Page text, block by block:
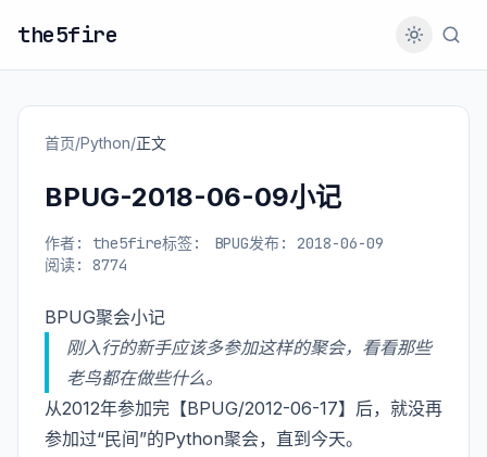
the5fire
首页/Python/正文
BPUG-2018-06-09小记
作者: the5fire标签: BPUG发布: 2018-06-09
阅读: 8774
BPUG聚会小记
刚入行的新手应该多参加这样的聚会，看看那些
老鸟都在做些什么。
从2012年参加完【BPUG/2012-06-17】后，就没再
参加过“民间”的Python聚会，直到今天。